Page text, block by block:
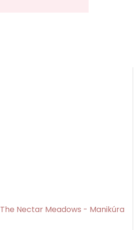
The Nectar Meadows - Manikúra